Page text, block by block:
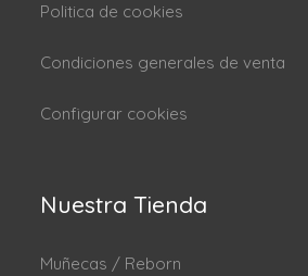
Politica de cookies
Condiciones generales de venta
Configurar cookies
Nuestra Tienda
Muñecas / Reborn